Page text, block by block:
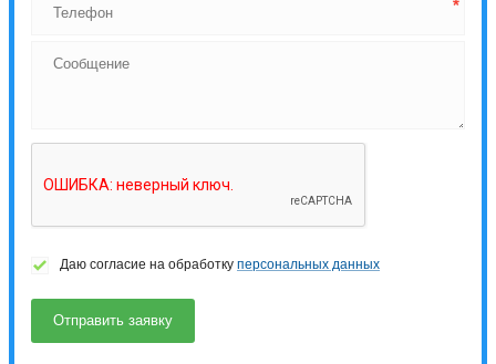
Даю согласие на обработку персональных данных